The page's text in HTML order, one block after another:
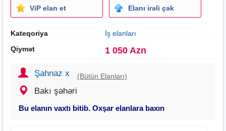
ViP elan et Elanı irəli çək
Kateqoriya
İş elanları
Qiymət
1 050 Azn
Şahnaz x (Bütün Elanları)
Bakı şəhəri
Bu elanın vaxtı bitib. Oxşar elanlara baxın